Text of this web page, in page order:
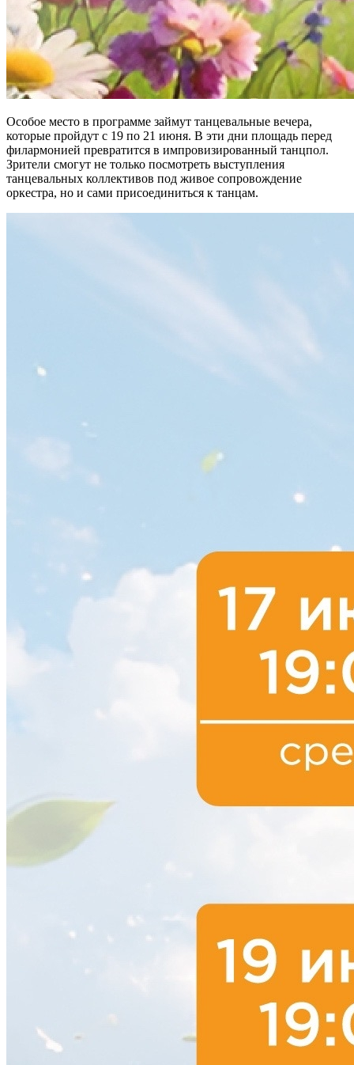
Особое место в программе займут танцевальные вечера,
которые пройдут с 19 по 21 июня. В эти дни площадь перед
филармонией превратится в импровизированный танцпол.
Зрители смогут не только посмотреть выступления
танцевальных коллективов под живое сопровождение
оркестра, но и сами присоединиться к танцам.